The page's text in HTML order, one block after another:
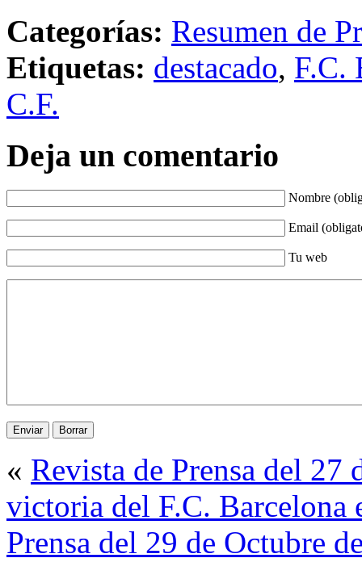
Categorías: Resumen de
Etiquetas: destacado, F.C.
C.F.
Deja un comentario
Nombre
Email
Tu web
« Revista de Prensa del 27
victoria del F.C. Barcelona
Prensa del 29 de Octubre